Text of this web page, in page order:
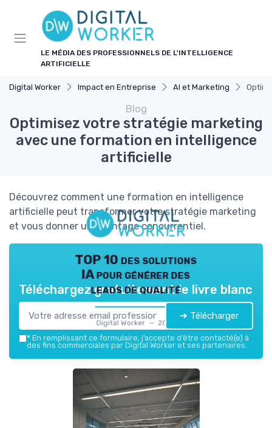
LE MÉDIA DES PROFESSIONNELS DE L'INTELLIGENCE
ARTIFICIELLE
Digital Worker Impact en Entreprise AI et Marketing
Blog
Optimisez votre stratégie marketing
avec une formation en intelligence
artificielle
Découvrez comment une formation en intelligence
artificielle peut transformer votre stratégie marketing
et vous donner un avantage concurrentiel.
TOP 10 des solutions
IA pour générer des
leads de qualité
Digital Worker — 2026
Téléchargez gratuitement le livre blanc
➔ Télécharger
* En remplissant ce formulaire, j’accepte d’être contacté(e) à
des fins commerciales par Digital Worker et ses partenaires.